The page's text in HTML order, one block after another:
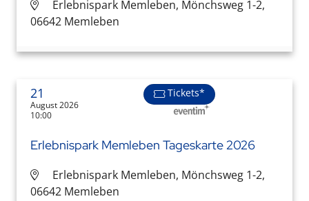
Erlebnispark Memleben, Mönchsweg 1-2,
06642 Memleben
21
August 2026
10:00
Tickets*
Erlebnispark Memleben Tageskarte 2026
Erlebnispark Memleben, Mönchsweg 1-2,
06642 Memleben